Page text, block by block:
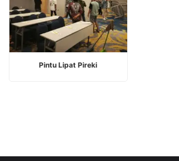
BACA SELENGKAPNYA
Pintu Lipat Pireki